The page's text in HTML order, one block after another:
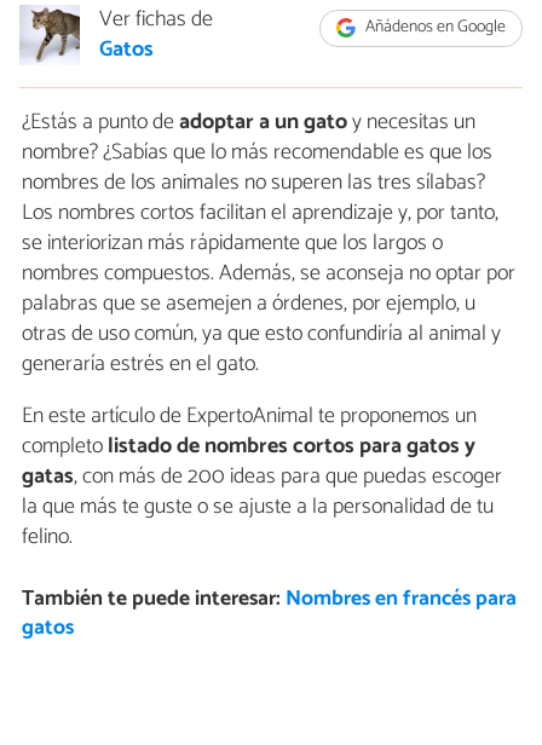
Añádenos en Google
Ver fichas de
Gatos
¿Estás a punto deadoptar a un gatoy necesitas un
nombre? ¿Sabías que lo más recomendable es que los
nombres de los animales no superen las tres sílabas?
Los nombres cortos facilitan el aprendizaje y, por tanto,
se interiorizan más rápidamente que los largos o
nombres compuestos. Además, se aconseja no optar por
palabras que se asemejen a órdenes, por ejemplo, u
otras de uso común, ya que esto confundiría al animal y
generaría estrés en el gato.
En este artículo de ExpertoAnimal te proponemos un
completolistado de nombres cortos para gatos y
gatas, con más de 200 ideas para que puedas escoger
la que más te guste o se ajuste a la personalidad de tu
felino.
También te puede interesar: Nombres en francés para
gatos